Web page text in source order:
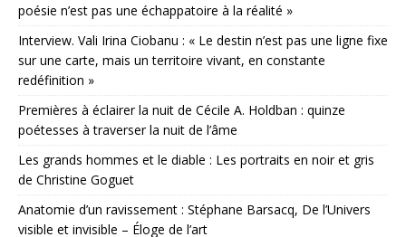
poésie n’est pas une échappatoire à la réalité »
Interview. Vali Irina Ciobanu : « Le destin n’est pas une ligne fixe
sur une carte, mais un territoire vivant, en constante
redéfinition »
Premières à éclairer la nuit de Cécile A. Holdban : quinze
poétesses à traverser la nuit de l’âme
Les grands hommes et le diable : Les portraits en noir et gris
de Christine Goguet
Anatomie d’un ravissement : Stéphane Barsacq, De l’Univers
visible et invisible – Éloge de l’art